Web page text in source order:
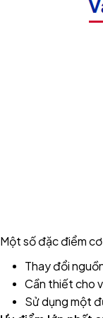
Một số đặc điểm
Thay đổi
Cần thiết cho
Sử dụng một